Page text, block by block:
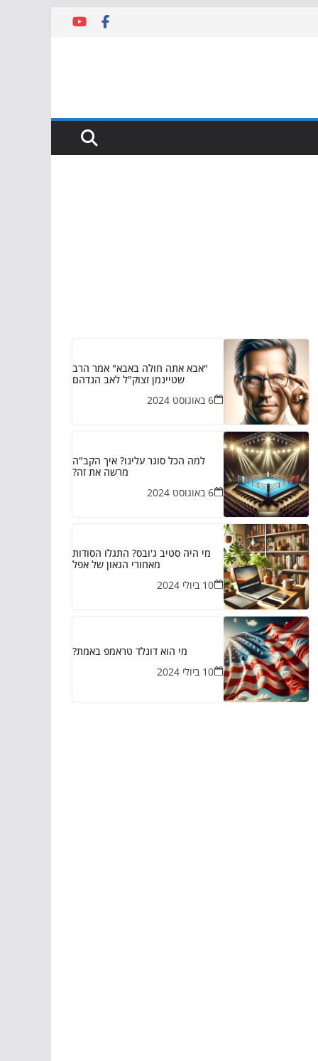
"אבא אתה חולה באבא" אמר הרב
שטיינמן זצוק"ל לאב הנדהם
6 באוגוסט 2024
למה הכל סוגר עלינו? איך הקב"ה
מרשה את זה?
6 באוגוסט 2024
מי היה סטיב ג'ובס? התגלו הסודות
מאחורי הגאון של אפל
10 ביולי 2024
מי הוא דונלד טראמפ באמת?
10 ביולי 2024